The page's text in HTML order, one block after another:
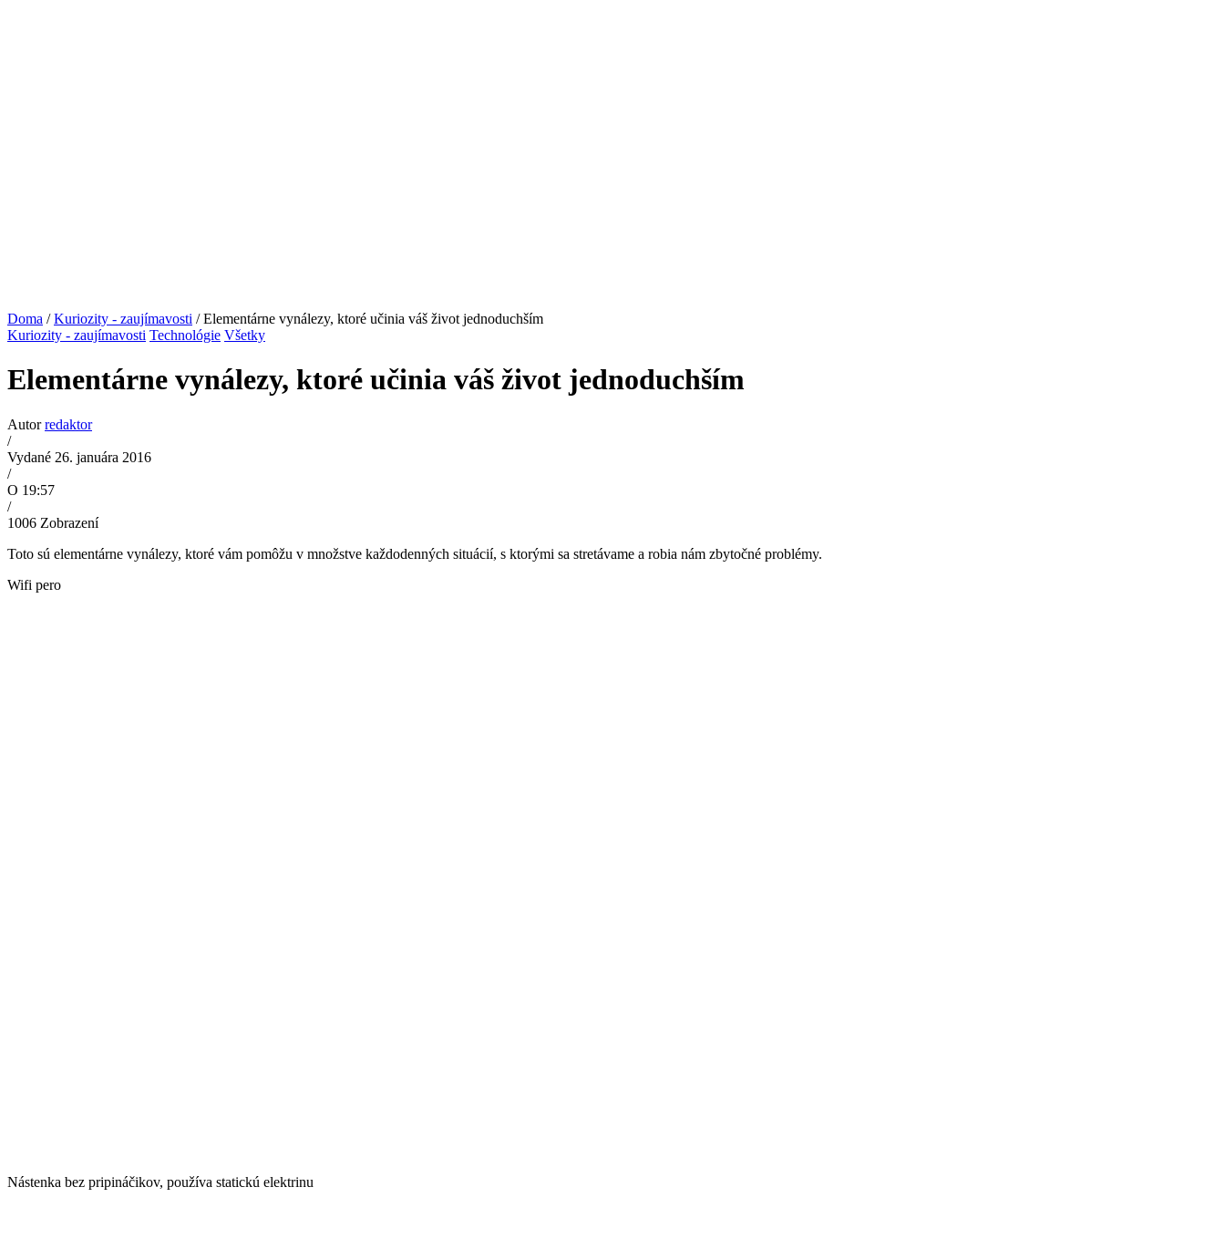
Doma /Kuriozity - zaujímavosti / Elementárne vynálezy, ktoré učinia váš život jednoduchším
Kuriozity - zaujímavosti Technológie Všetky
Elementárne vynálezy, ktoré učinia váš život jednoduchším
Autorredaktor
/
Vydané 26. januára 2016
/
O 19:57
/
1006 Zobrazení
Toto sú elementárne vynálezy, ktoré vám pomôžu v množstve každodenných situácií, s ktorými sa stretávame a robia nám zbytočné problémy.
Wifi pero
Nástenka bez pripináčikov, používa statickú elektrinu